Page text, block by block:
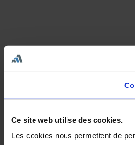
Ce site web utilise des cookies.
Les cookies nous permettent de